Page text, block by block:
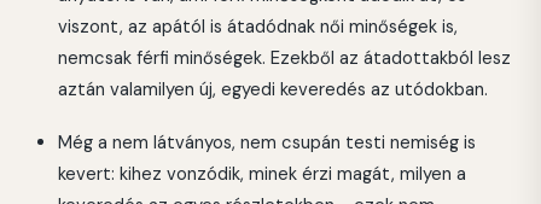
viszont, az apától is átadódnak női minőségek is,
nemcsak férfi minőségek. Ezekből az átadottakból lesz
aztán valamilyen új, egyedi keveredés az utódokban.
Még a nem látványos, nem csupán testi nemiség is
kevert: kihez vonzódik, minek érzi magát, milyen a